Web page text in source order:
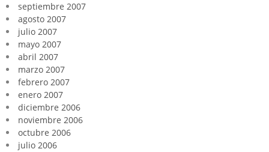
septiembre 2007
agosto 2007
julio 2007
mayo 2007
abril 2007
marzo 2007
febrero 2007
enero 2007
diciembre 2006
noviembre 2006
octubre 2006
julio 2006